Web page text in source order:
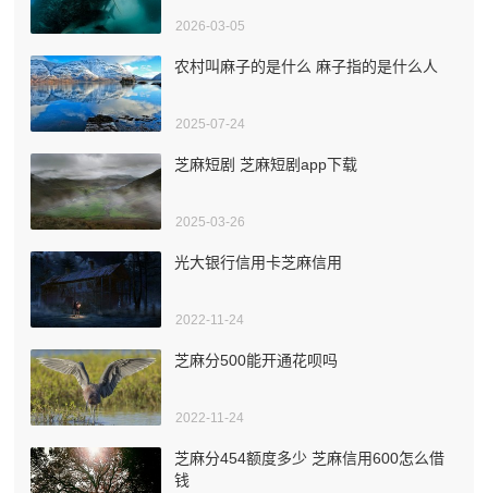
2026-03-05
农村叫麻子的是什么 麻子指的是什么人
2025-07-24
芝麻短剧 芝麻短剧app下载
2025-03-26
光大银行信用卡芝麻信用
2022-11-24
芝麻分500能开通花呗吗
2022-11-24
芝麻分454额度多少 芝麻信用600怎么借
钱